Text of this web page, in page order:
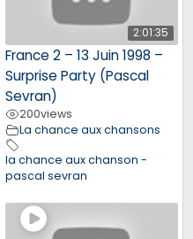
2:01:35
France 2 – 13 Juin 1998 –
Surprise Party (Pascal
Sevran)
200views
La chance aux chansons
la chance aux chanson -
pascal sevran